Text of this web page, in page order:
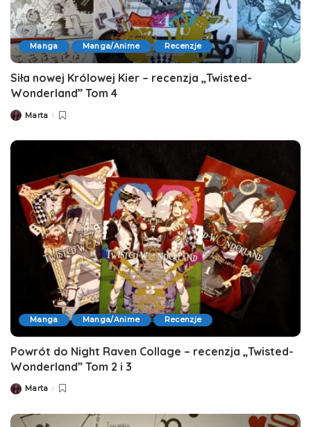
Manga Manga/Anime Recenzje
Siła nowej Królowej Kier – recenzja „Twisted-
Wonderland” Tom 4
Posted
Marta
Manga Manga/Anime Recenzje
Powrót do Night Raven Collage – recenzja „Twisted-
Wonderland” Tom 2 i 3
Posted
Marta